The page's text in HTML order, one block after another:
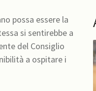
possa essere la
si sentirebbe a
a ospitare i